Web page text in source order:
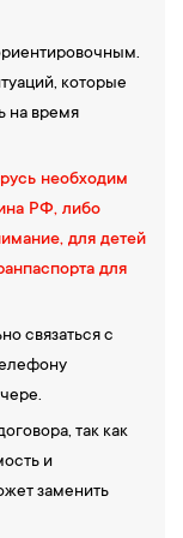
Мира и
яркий
колоритный
Рядом
усыпальница
князей
Мир чудесно
где на
белорусы, поляки,
католический
и купцов
которые
на время
необходим
РФ, либо
для детей
для
связаться с
так как
и
заменить